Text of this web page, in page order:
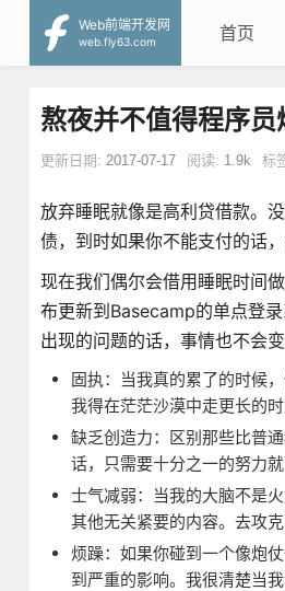
Web前端开发网
web.fly63.com
首页
熬夜并不值得程序员
更新日期: 2017-07-17 阅读: 1.9k 标
放弃睡眠就像是高利贷借款。
债，到时如果你不能支付的话
现在我们偶尔会借用睡眠时间
布更新到Basecamp的单点登
出现的问题的话，事情也不会
固执：当我真的累了的时候
我得在茫茫沙漠中走更长的时
缺乏创造力：区别那些比普
话，只需要十分之一的努力
士气减弱：当我的大脑不是
其他无关紧要的内容。去攻
烦躁：如果你碰到一个像炮
到严重的影响。我很清楚当